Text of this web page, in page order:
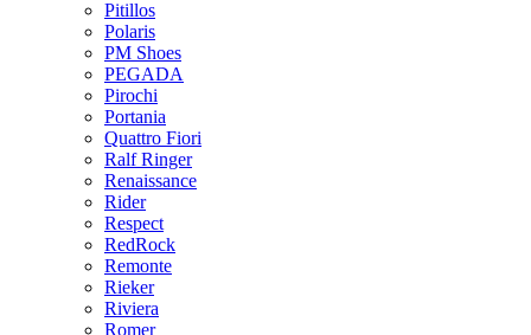
Pitillos
Polaris
PM Shoes
PEGADA
Pirochi
Portania
Quattro Fiori
Ralf Ringer
Renaissance
Rider
Respect
RedRock
Remonte
Rieker
Riviera
Romer